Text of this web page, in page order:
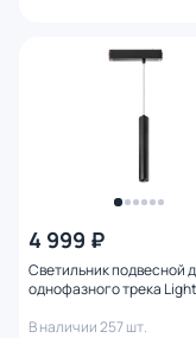
4 999 ₽
Светильник подвесной
однофазного трека
Teta PRO LED 3000-
диммируемый 205407
В наличии 257 шт.